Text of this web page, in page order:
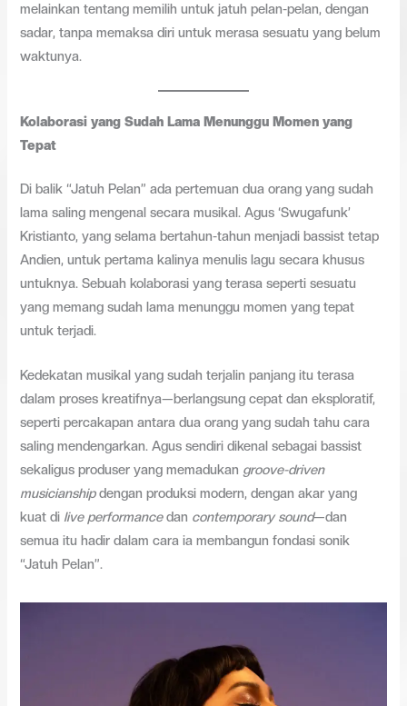
melainkan tentang memilih untuk jatuh pelan-pelan, dengan
sadar, tanpa memaksa diri untuk merasa sesuatu yang belum
waktunya.
Kolaborasi yang Sudah Lama Menunggu Momen yang
Tepat
Di balik “Jatuh Pelan” ada pertemuan dua orang yang sudah
lama saling mengenal secara musikal. Agus ‘Swugafunk’
Kristianto, yang selama bertahun-tahun menjadi bassist tetap
Andien, untuk pertama kalinya menulis lagu secara khusus
untuknya. Sebuah kolaborasi yang terasa seperti sesuatu
yang memang sudah lama menunggu momen yang tepat
untuk terjadi.
Kedekatan musikal yang sudah terjalin panjang itu terasa
dalam proses kreatifnya—berlangsung cepat dan eksploratif,
seperti percakapan antara dua orang yang sudah tahu cara
saling mendengarkan. Agus sendiri dikenal sebagai bassist
sekaligus produser yang memadukan groove-driven
musicianshipdengan produksi modern, dengan akar yang
kuat di live performancedan contemporary sound—dan
semua itu hadir dalam cara ia membangun fondasi sonik
“Jatuh Pelan”.